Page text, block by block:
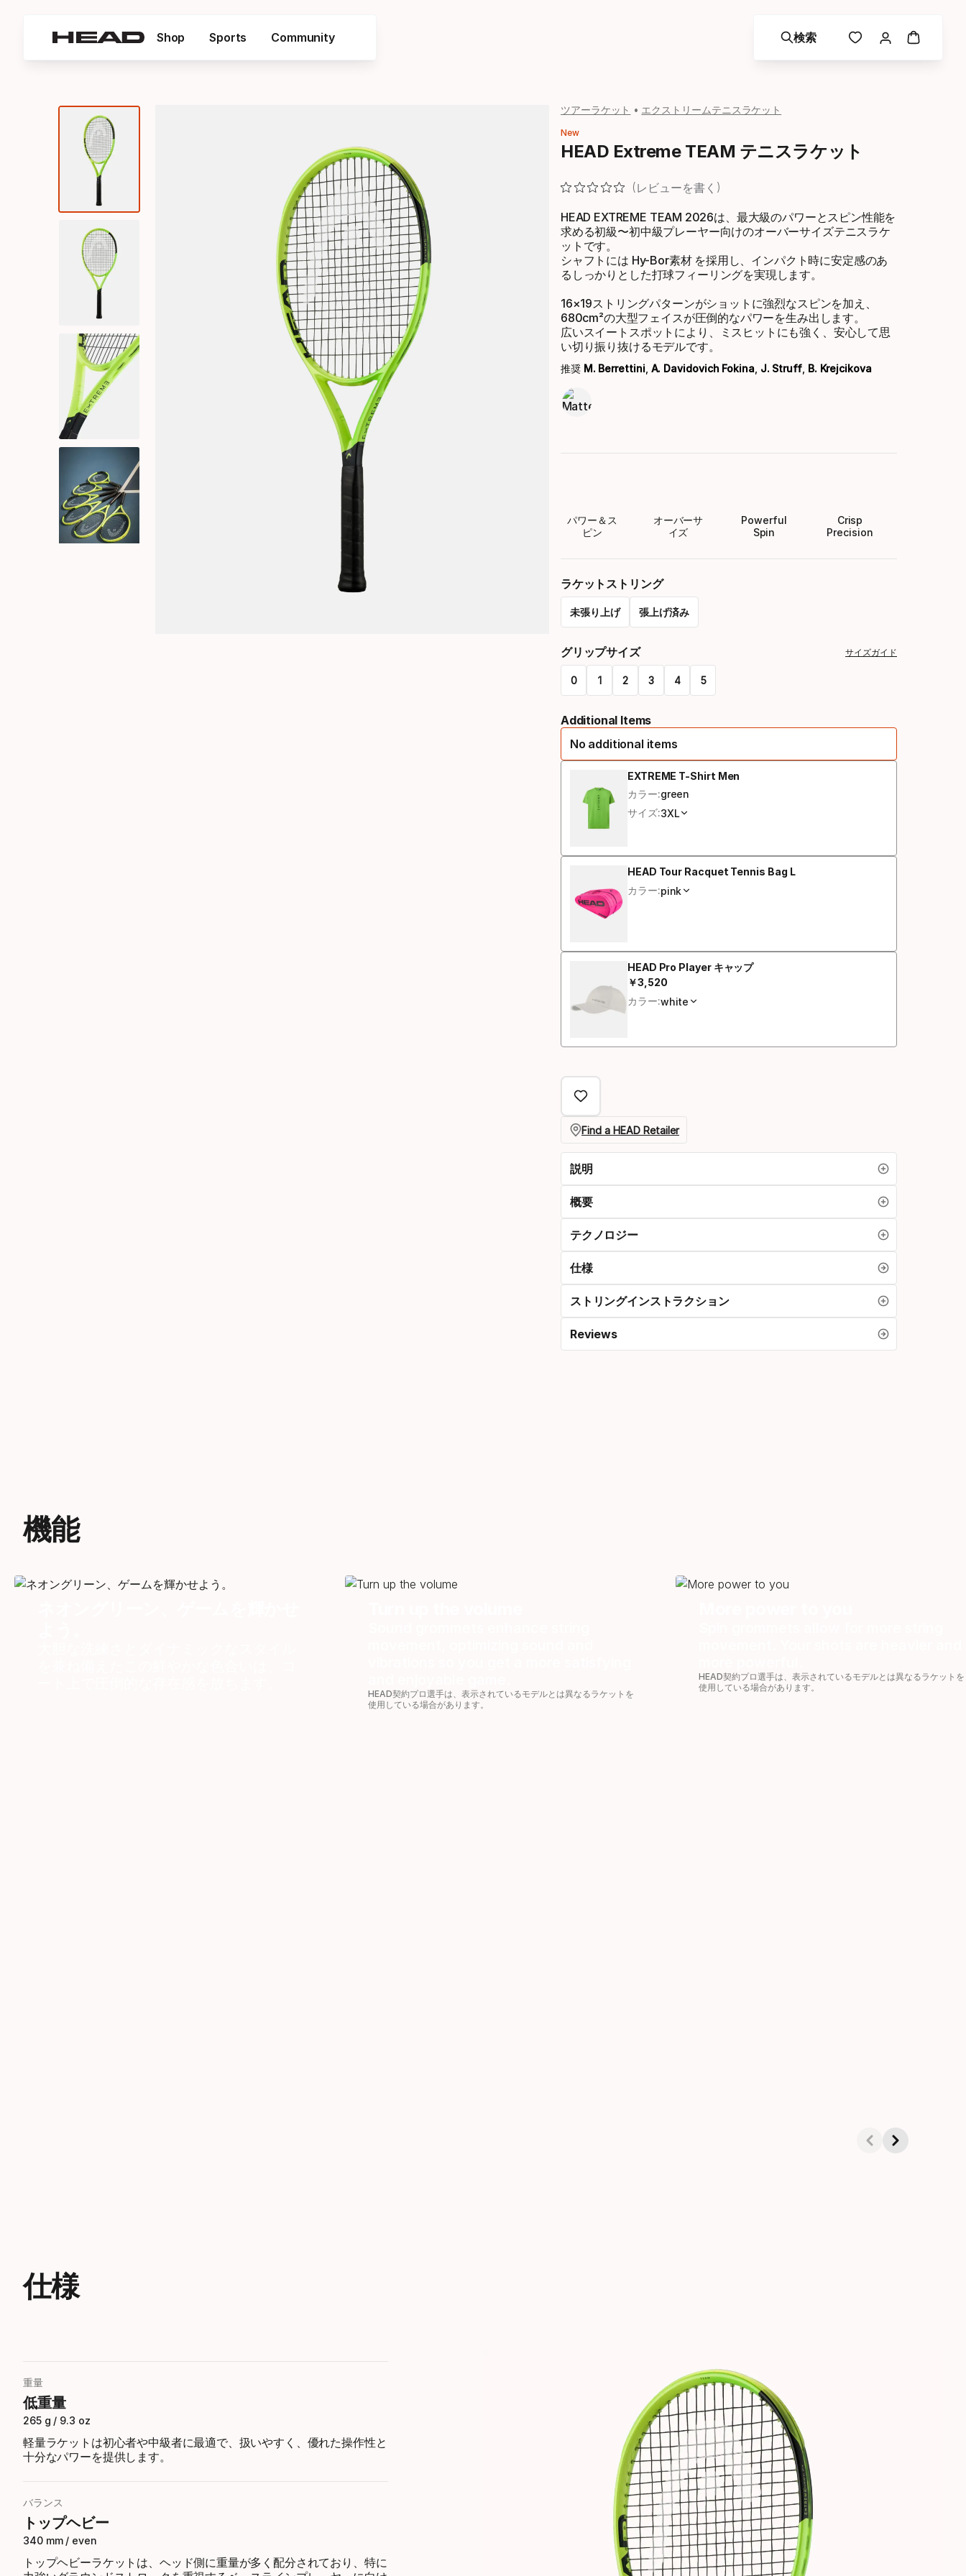
Shop Sports Community 検索
ツアーラケット エクストリームテニスラケット
New
HEAD Extreme TEAM テニスラケット
レビューを書く
HEAD EXTREME TEAM 2026は、最大級のパワーとスピン性能を
求める初級〜初中級プレーヤー向けのオーバーサイズテニスラケ
ットです。
シャフトには Hy-Bor素材 を採用し、インパクト時に安定感のあ
るしっかりとした打球フィーリングを実現します。
16×19ストリングパターンがショットに強烈なスピンを加え、
680cm²の大型フェイスが圧倒的なパワーを生み出します。
広いスイートスポットにより、ミスヒットにも強く、安心して思
い切り振り抜けるモデルです。
推奨 M. Berrettini, A. Davidovich Fokina, J. Struff, B. Krejcikova
パワー＆ス
ピン
オーバーサ
イズ
Powerful
Spin
Crisp
Precision
ラケットストリング
未張り上げ 張上げ済み
select
option:
ケ
ッ
リ
グ
グリップサイズ サイズガイド
0 1 2 3 4 5
select
option:
プ
イ
Additional Items
No additional items
EXTREME T-Shirt Men
カラー:green
サイズ:3XL
HEAD Tour Racquet Tennis Bag L
カラー:pink
HEAD Pro Player キャップ
￥3 520
最終価格
カラー:white
Find a HEAD Retailer
説明
概要
テクノロジー
仕様
ストリングインストラクション
Reviews
機能
HEAD契約プロ選手は、表示されているモデルとは異なるラケットを
使用している場合があります。
HEAD契約プロ選手は、表示されているモデルとは異なるラケットを
使用している場合があります。
仕様
重量
低重量
265 g / 9.3 oz
軽量ラケットは初心者や中級者に最適で、扱いやすく、優れた操作性と
十分なパワーを提供します。
バランス
トップヘビー
340 mm / even
トップヘビーラケットは、ヘッド側に重量が多く配分されており、特に